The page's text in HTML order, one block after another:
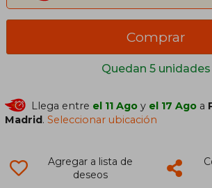
Quedan 5 unidades
Comprar
Llega entre el 11 Ago y el 17 Ago a
Madrid .Seleccionar ubicación
Agregar a lista de
deseos